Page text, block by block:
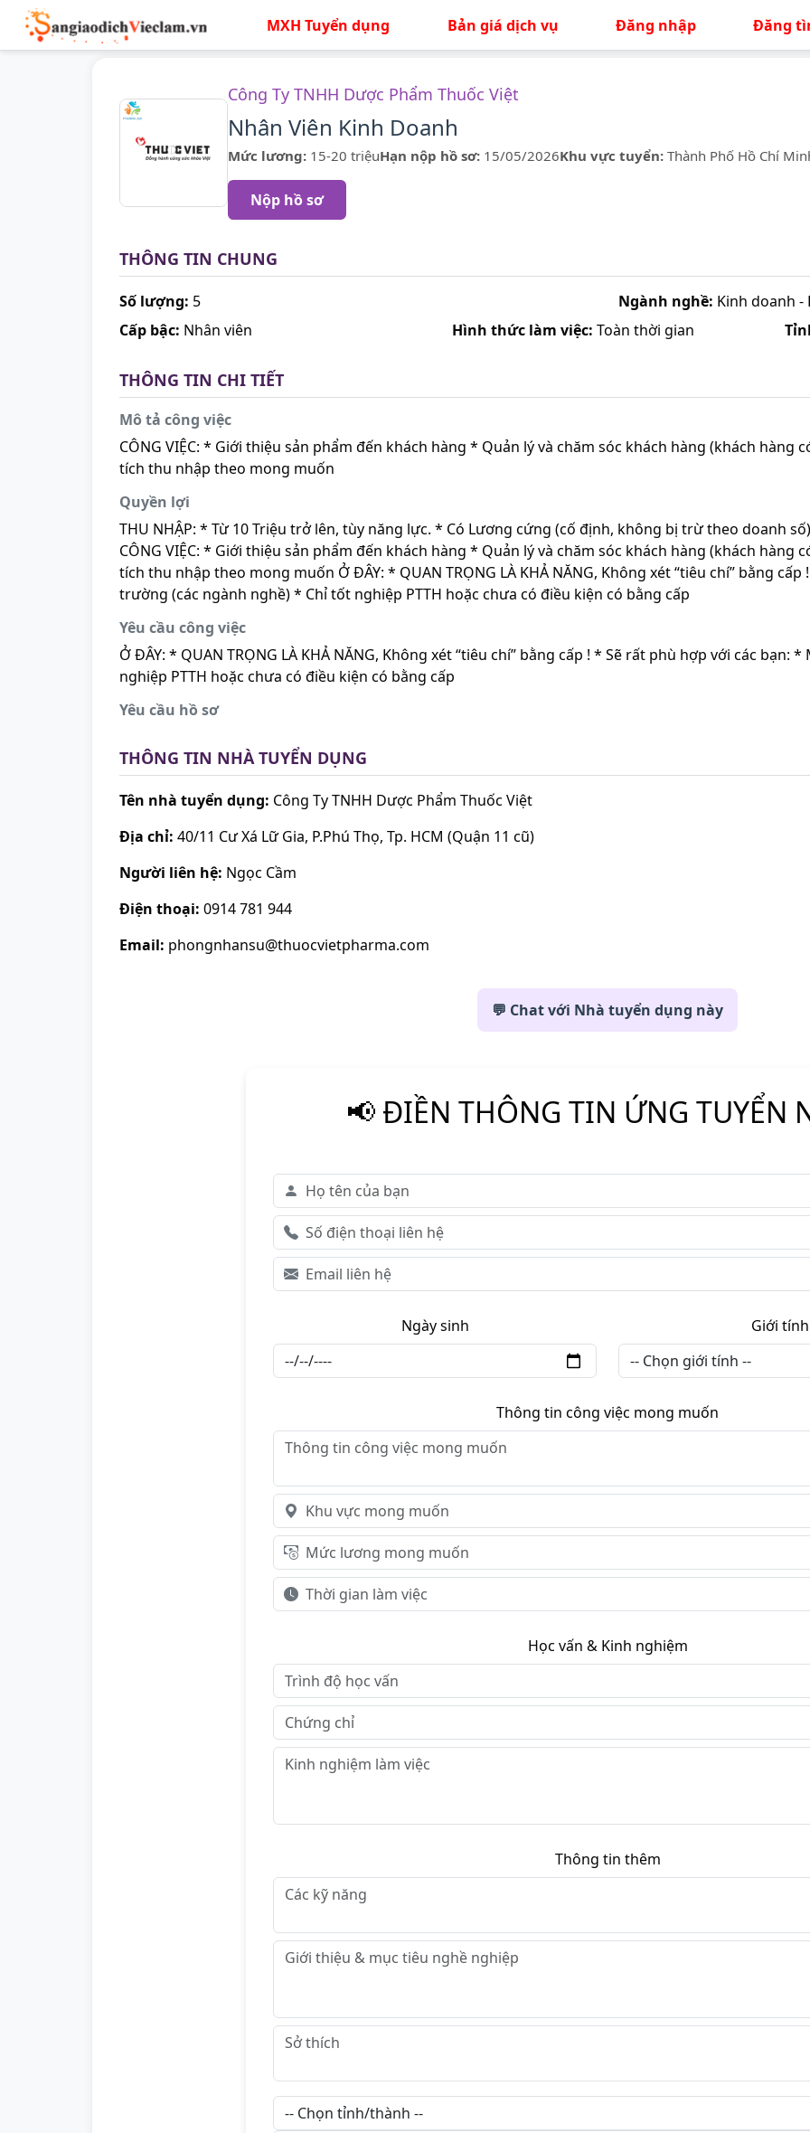
MXH Tuyển dụng Bản giá dịch vụ Đăng nhập Đăng
Công Ty TNHH Dược Phẩm Thuốc Việt
Nhân Viên Kinh Doanh
Mức lương: 15-20 triệuHạn nộp hồ sơ: 15/05/2026Khu vực tuyển: Thành Phố Hồ Chí
Nộp hồ sơ
THÔNG TIN CHUNG
Số lượng: 5 Ngành nghề: Kinh doanh -
Cấp bậc: Nhân viên Hình thức làm việc: Toàn thời gian
THÔNG TIN CHI TIẾT
Mô tả công việc
CÔNG VIỆC: * Giới thiệu sản phẩm đến khách hàng * Quản lý và chăm sóc khách hàng (khách
tích thu nhập theo mong muốn
Quyền lợi
THU NHẬP: * Từ 10 Triệu trở lên, tùy năng lực. * Có Lương cứng (cố định, không bị trừ theo doanh
CÔNG VIỆC: * Giới thiệu sản phẩm đến khách hàng * Quản lý và chăm sóc khách hàng (khách
tích thu nhập theo mong muốn Ở ĐÂY: * QUAN TRỌNG LÀ KHẢ NĂNG, Không xét “tiêu chí” bằng
trường (các ngành nghề) * Chỉ tốt nghiệp PTTH hoặc chưa có điều kiện có bằng cấp
Yêu cầu công việc
Ở ĐÂY: * QUAN TRỌNG LÀ KHẢ NĂNG, Không xét “tiêu chí” bằng cấp ! * Sẽ rất phù hợp với các
nghiệp PTTH hoặc chưa có điều kiện có bằng cấp
Yêu cầu hồ sơ
THÔNG TIN NHÀ TUYỂN DỤNG
Tên nhà tuyển dụng: Công Ty TNHH Dược Phẩm Thuốc Việt
Địa chỉ: 40/11 Cư Xá Lữ Gia, P.Phú Thọ, Tp. HCM (Quận 11 cũ)
Người liên hệ: Ngọc Cầm
Điện thoại: 0914 781 944
Email: phongnhansu@thuocvietpharma.com
💬 Chat với Nhà tuyển dụng này
📢 ĐIỀN THÔNG TIN ỨNG TUYỂN
Ngày sinh Giới tính
Thông tin công việc mong muốn
Học vấn & Kinh nghiệm
Thông tin thêm